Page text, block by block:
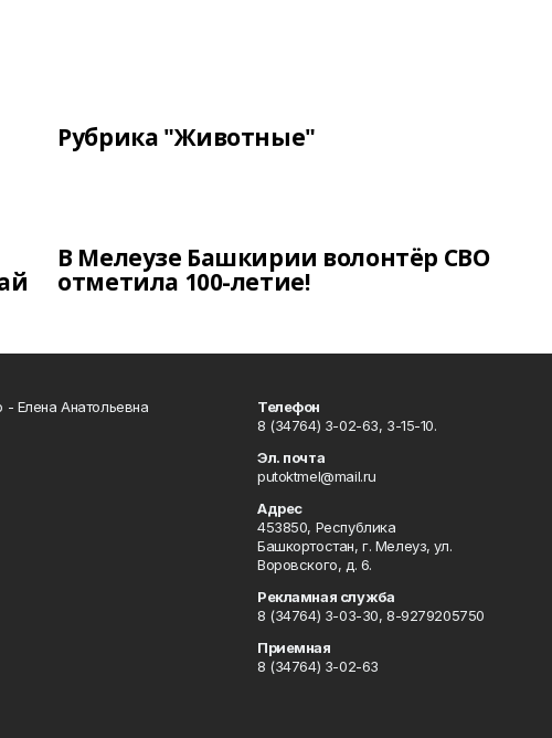
Рубрика "Животные"
В Мелеузе Башкирии волонтёр СВО
отметила 100-летие!
- Елена Анатольевна
Телефон
8 (34764) 3-02-63, 3-15-10.
Эл. почта
putoktmel@mail.ru
Адрес
453850, Республика
Башкортостан, г. Мелеуз, ул.
Воровского, д. 6.
Рекламная служба
8 (34764) 3-03-30, 8-9279205750
Приемная
8 (34764) 3-02-63